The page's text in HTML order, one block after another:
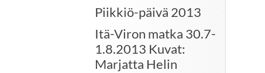
Piikkiö-päivä 2013
Itä-Viron matka 30.7-
1.8.2013 Kuvat:
Marjatta Helin